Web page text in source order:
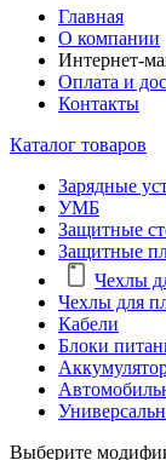
Главная
О компании
Интернет-
Оплата и
Контакты
Каталог товаров
Зарядные
УМБ
Защитные
Защитные
Чехлы
Чехлы для
Кабели
Блоки
Выберите